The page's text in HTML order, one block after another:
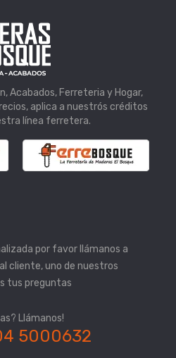
Acabados, Ferreteria y Hogar,
aplica a nuestrós créditos
línea ferretera.
por favor llámanos a
cliente, uno de nuestros
tus preguntas
Llámanos!
5000632